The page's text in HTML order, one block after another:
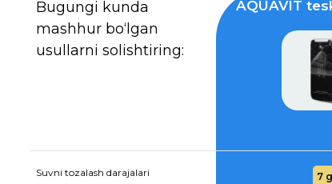
Bugungi kunda
mashhur bo‘lgan
usullarni solishtiring:
AQUAVIT
Suvni tozalash darajalari 7